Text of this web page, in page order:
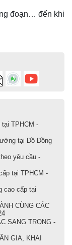
đoạn… đến khi
TPHCM -
tại Đồ Đồng
yêu cầu -
tại TPHCM -
cao cấp tại
CÙNG CÁC
SANG TRỌNG -
GIA, KHAI